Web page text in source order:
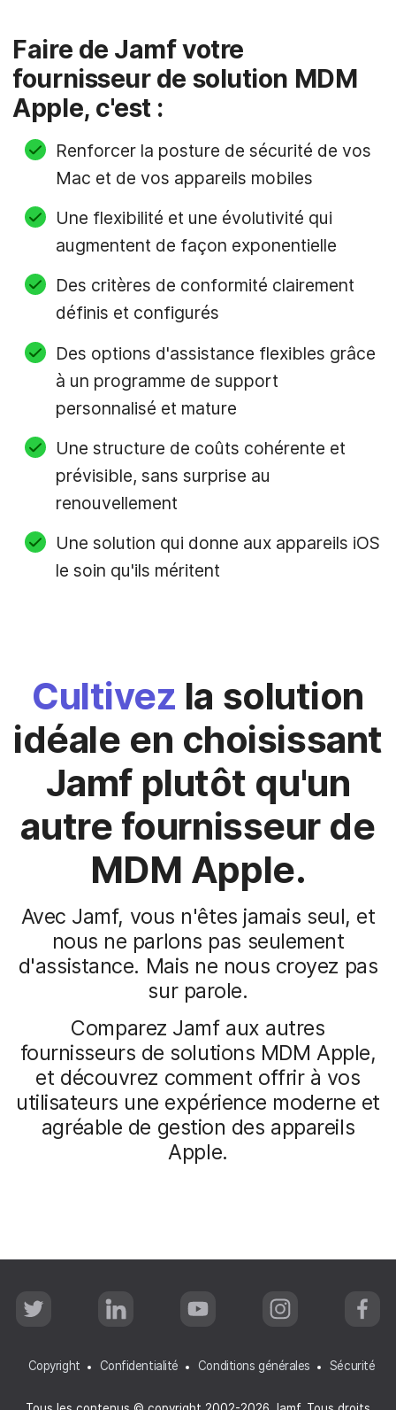
Faire de Jamf votre
fournisseur de solution MDM
Apple, c'est :
Renforcer la posture de sécurité de vos
Mac et de vos appareils mobiles
Une flexibilité et une évolutivité qui
augmentent de façon exponentielle
Des critères de conformité clairement
définis et configurés
Des options d'assistance flexibles grâce
à un programme de support
personnalisé et mature
Une structure de coûts cohérente et
prévisible, sans surprise au
renouvellement
Une solution qui donne aux appareils iOS
le soin qu'ils méritent
Cultivez la solution
idéale en choisissant
Jamf plutôt qu'un
autre fournisseur de
MDM Apple.
Avec Jamf, vous n'êtes jamais seul, et
nous ne parlons pas seulement
d'assistance. Mais ne nous croyez pas
sur parole.
Comparez Jamf aux autres
fournisseurs de solutions MDM Apple,
et découvrez comment offrir à vos
utilisateurs une expérience moderne et
agréable de gestion des appareils
Apple.
Copyright Confidentialité Conditions générales Sécurité
T
w
t
e
L
i
e
d
n
Y
o
u
b
I
n
a
g
a
F
a
b
o
k